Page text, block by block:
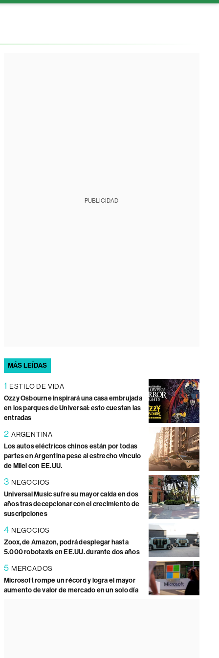
PUBLICIDAD
MÁS LEÍDAS
1 ESTILO DE VIDA
Ozzy Osbourne inspirará una casa embrujada
en los parques de Universal: esto cuestan las
entradas
2 ARGENTINA
Los autos eléctricos chinos están por todas
partes en Argentina pese al estrecho vínculo
de Milei con EE.UU.
3 NEGOCIOS
Universal Music sufre su mayor caída en dos
años tras decepcionar con el crecimiento de
suscripciones
4 NEGOCIOS
Zoox, de Amazon, podrá desplegar hasta
5.000 robotaxis en EE.UU. durante dos años
5 MERCADOS
Microsoft rompe un récord y logra el mayor
aumento de valor de mercado en un solo día